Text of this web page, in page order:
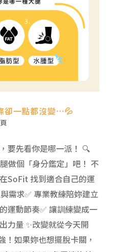
卻一點都沒變⋯💦
要先看你是哪一派！ 🔍
做個「身分鑑定」吧！ 不
SoFit 找到適合自己的運
需求✅ 專業教練陪妳建立
運動節奏✅ 讓訓練變成一
力量 ✨改變就從今天開
如果妳也想擺脫卡關，